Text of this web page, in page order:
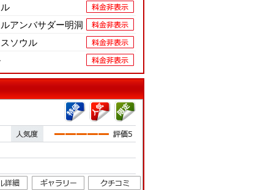
アンバサダー明洞
ソウル